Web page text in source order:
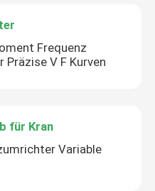
Frequenz
V F Kurven
für Kran
Variable